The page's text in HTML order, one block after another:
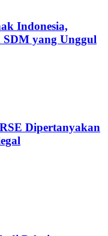
Indonesia,
yang Unggul
Dipertanyakan